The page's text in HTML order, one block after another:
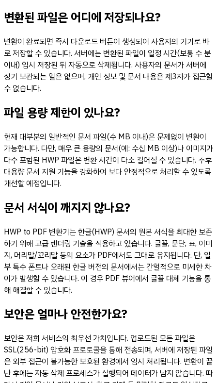
변환된 파일은 어디에 저장되나요?
변환이 완료되면 즉시 다운로드 버튼이 생성되어 사용자의 기기로 바
로 저장할 수 있습니다. 서버에는 변환된 파일이 일정 시간(보통 수 분
이내) 임시 저장된 뒤 자동으로 삭제됩니다. 사용자의 문서가 서버에
장기 보관되는 일은 없으며, 개인 정보 및 문서 내용은 제3자가 접근할
수 없습니다.
파일 용량 제한이 있나요?
현재 대부분의 일반적인 문서 파일(수 MB 이내)은 문제없이 변환이
가능합니다. 다만, 매우 큰 용량의 문서(예: 수십 MB 이상)나 이미지가
다수 포함된 HWP 파일은 변환 시간이 다소 길어질 수 있습니다. 추후
대용량 문서 지원 기능을 강화하여 보다 안정적으로 처리할 수 있도록
개선할 예정입니다.
문서 서식이 깨지지 않나요?
HWP to PDF 변환기는 한글(HWP) 문서의 원본 서식을 최대한 보존
하기 위해 고급 렌더링 기술을 적용하고 있습니다. 글꼴, 문단, 표, 이미
지, 머리말/꼬리말 등의 요소가 PDF에서도 그대로 유지됩니다. 단, 일
부 특수 폰트나 오래된 한글 버전의 문서에서는 간헐적으로 미세한 차
이가 발생할 수 있습니다. 이 경우 PDF 뷰어에서 글꼴 대체 기능을 통
해 해결할 수 있습니다.
보안은 얼마나 안전한가요?
보안은 저희 서비스의 최우선 가치입니다. 업로드된 모든 파일은
SSL(256-bit) 암호화 프로토콜을 통해 전송되며, 서버에 저장된 파일
은 외부 접근이 불가능한 보호된 환경에서 임시 처리됩니다. 변환이 끝
난 후에는 자동 삭제 프로세스가 실행되어 데이터가 남지 않습니다. 따